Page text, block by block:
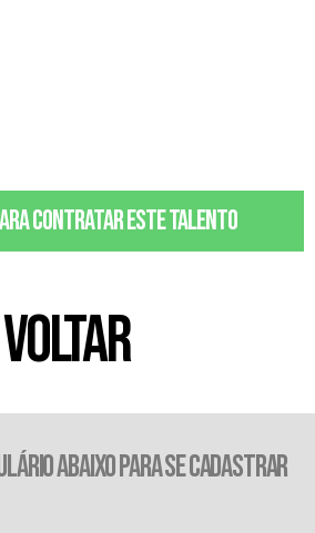
contratar este talento
VOLTAR
ABAIXO PARA SE CADASTRAR